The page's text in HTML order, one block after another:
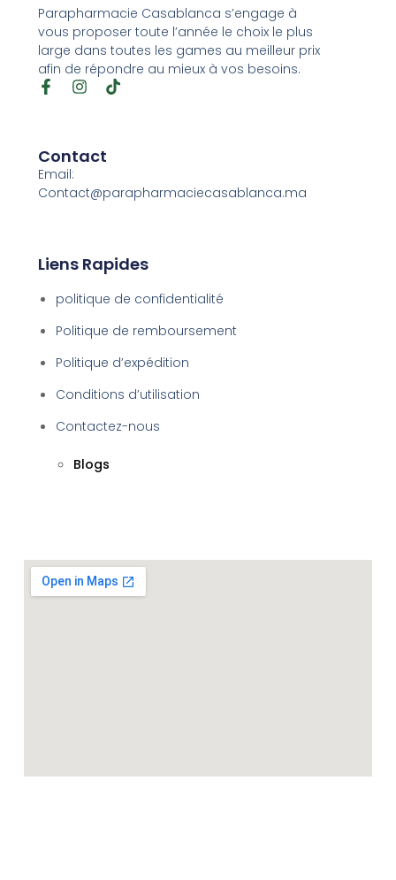
Parapharmacie Casablanca s’engage à
vous proposer toute l’année le choix le plus
large dans toutes les games au meilleur prix
afin de répondre au mieux à vos besoins.
Contact
Email:
Contact@parapharmaciecasablanca.ma
Liens Rapides
politique de confidentialité
Politique de remboursement
Politique d’expédition
Conditions d’utilisation
Contactez-nous
Blogs